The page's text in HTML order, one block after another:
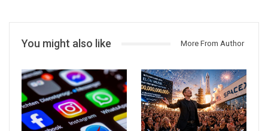
You might also like More From Author